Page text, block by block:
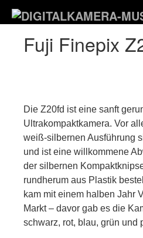
Hauptinhalt
Fuji Finepix
Die Z20fd ist eine sanft
Ultrakompaktkamera. Vor
weiß-silbernen Ausführung
und ist eine willkommene
der silbernen
rundherum aus Plastik
kam mit einem halben Jahr
Markt – davor gab es die
schwarz, rot, blau, grün und